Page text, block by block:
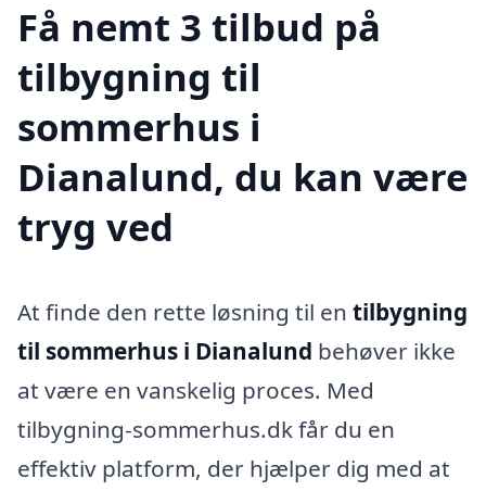
Få nemt 3 tilbud på
tilbygning til
sommerhus i
Dianalund, du kan være
tryg ved
At finde den rette løsning til en tilbygning
til sommerhus i Dianalund behøver ikke
at være en vanskelig proces. Med
tilbygning-sommerhus.dk får du en
effektiv platform, der hjælper dig med at